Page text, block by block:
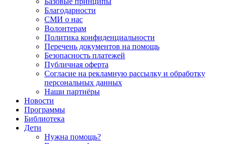
Благодарности
СМИ о нас
Волонтерам
Политика конфиденциальности
Перечень документов на помощь
Безопасность платежей
Публичная оферта
Согласие на рекламную рассылку и обработку
персональных данных
Наши партнёры
Новости
Программы
Библиотека
Дети
Нужна помощь?